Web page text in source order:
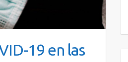
19 en las